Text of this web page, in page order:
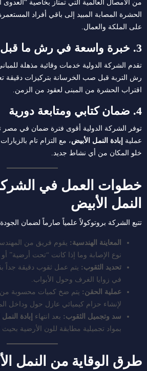
من الأمصال العالمية التي تمتاز بخاصية
الحشرة المصابة المبيد إلى باقي أفراد
على الملكة والعمال.
3. خبرة واسعة في رش ما قبل البناء
تقدم الشركة الدولية خدمات وقائية مذهلة
رش التربة قبل صب الخرسانة بتركيزات دقيقة
اقتراب الحشرة من المبنى لعقود من الزمن.
4. ضمان كتابي ومتابعة دورية
عملية إبادة النمل الأبيض، مع التزام تام
خلو المكان من أي نشاط جديد.
خطوات العمل في الشركة
النمل الأبيض
تتبع الشركة بروتوكولاً علمياً صارماً لضمان
المعاينة الهندسية: يقوم فريق من
نوع الإصابة وما إذا كانت “تحت
تحديد الثقوب: يتم عمل ثقوب دقيقة جداً
في زوايا الغرف وحول الأبواب.
عملية الحقن: يتم ضخ كميات محسوبة من
لإنشاء حزام كيميائي عازل حول وداخل
سد وتجميل الثقوب: بعد انتهاء إبادة
بمواد تجميلية مطابقة للون الأرضية
طرق الوقاية من النمل